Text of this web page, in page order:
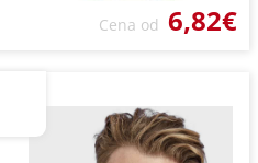
Cena od 6,82€